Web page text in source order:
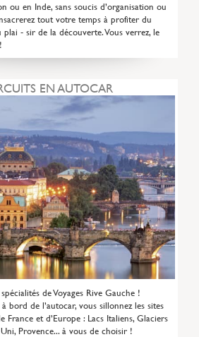
ou en Inde, sans soucis d’organisation ou
tout votre temps à profiter du
plai - sir de la découverte. Vous verrez, le
EN AUTOCAR
de Voyages Rive Gauche !
bord de l’autocar, vous sillonnez les sites
France et d’Europe : Lacs Italiens, Glaciers
Uni, Provence... à vous de choisir !